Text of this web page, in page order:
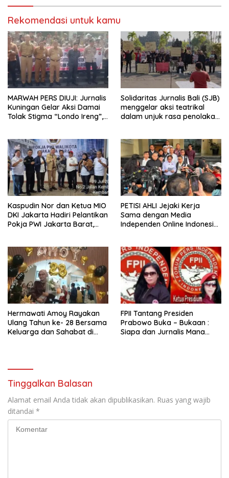
Rekomendasi untuk kamu
MARWAH PERS DIUJI: Jurnalis
Kuningan Gelar Aksi Damai
Tolak Stigma “Londo Ireng”,
Solidaritas Jurnalis Bali (SJB)
menggelar aksi teatrikal
dalam unjuk rasa penolakan
Kaspudin Nor dan Ketua MIO
DKI Jakarta Hadiri Pelantikan
Pokja PWI Jakarta Barat,
PETISI AHLI Jejaki Kerja
Sama dengan Media
Independen Online Indonesia
Hermawati Amoy Rayakan
Ulang Tahun ke- 28 Bersama
Keluarga dan Sahabat di
FPII Tantang Presiden
Prabowo Buka – Bukaan :
Siapa dan Jurnalis Mana
Tinggalkan Balasan
Alamat email Anda tidak akan dipublikasikan. Ruas yang wajib
ditandai *